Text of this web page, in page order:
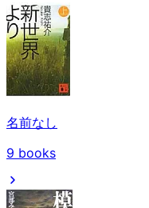
名前なし
9 books